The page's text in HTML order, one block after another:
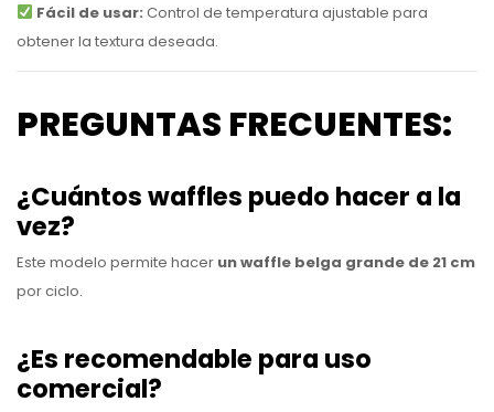
Fácil de usar: Control de temperatura ajustable para
obtener la textura deseada.
PREGUNTAS FRECUENTES:
¿Cuántos waffles puedo hacer a la
vez?
Este modelo permite hacer un waffle belga grande de 21 cm
por ciclo.
¿Es recomendable para uso
comercial?